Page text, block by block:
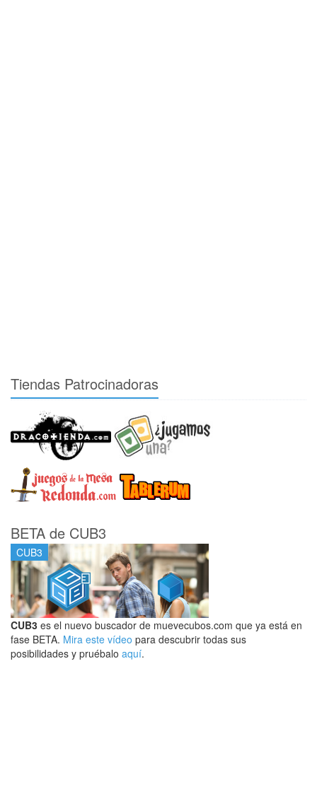
Tiendas Patrocinadoras
BETA de CUB3
CUB3
CUB3 es el nuevo buscador de muevecubos.com que ya está en
fase BETA. Mira este vídeo para descubrir todas sus
posibilidades y pruébalo aquí.